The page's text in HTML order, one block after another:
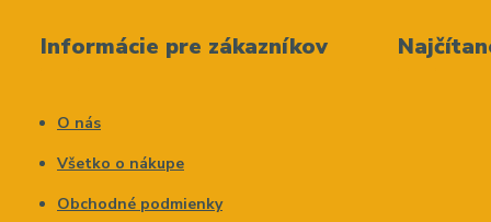
Informácie pre zákazníkov
O nás
Všetko o nákupe
Obchodné podmienky